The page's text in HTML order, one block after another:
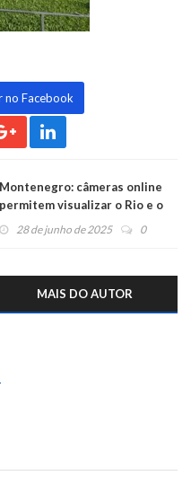
no Facebook
Montenegro: câmeras online
permitem visualizar o Rio e o
Cais28 de junho de 2025 0
MAIS DO AUTOR